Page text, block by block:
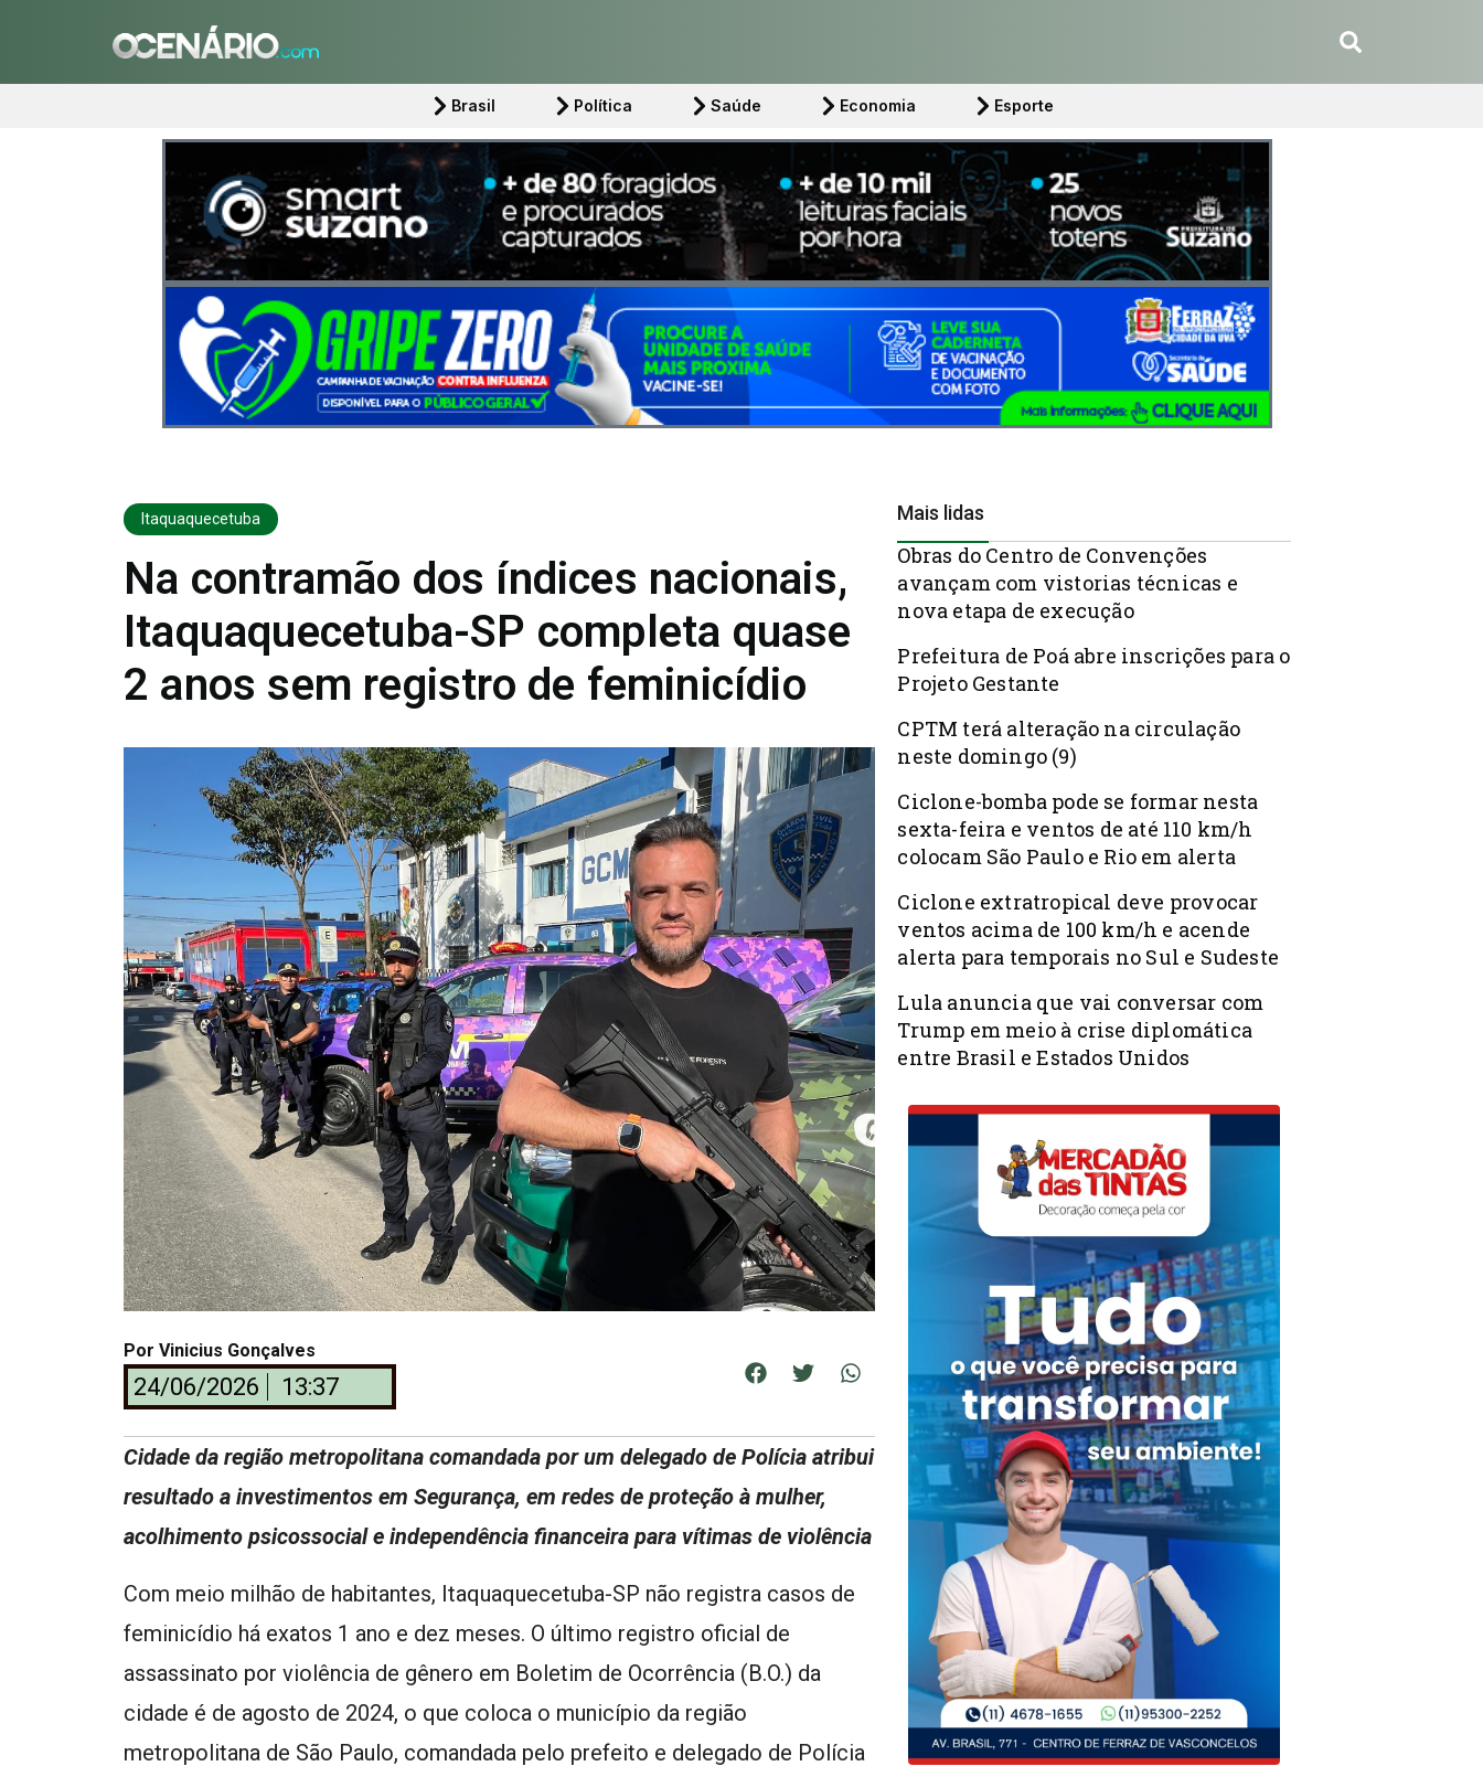
Brasil Política Saúde Economia Esporte
Itaquaquecetuba
Na contramão dos índices nacionais,
Itaquaquecetuba-SP completa quase
2 anos sem registro de feminicídio
Por Vinicius Gonçalves
24/06/2026 13:37
Cidade da região metropolitana comandada por um delegado de Polícia atribui
resultado a investimentos em Segurança, em redes de proteção à mulher,
acolhimento psicossocial e independência financeira para vítimas de violência
Com meio milhão de habitantes, Itaquaquecetuba-SP não registra casos de
feminicídio há exatos 1 ano e dez meses. O último registro oficial de
assassinato por violência de gênero em Boletim de Ocorrência (B.O.) da
cidade é de agosto de 2024, o que coloca o município da região
metropolitana de São Paulo, comandada pelo prefeito e delegado de Polícia
Mais lidas
Obras do Centro de Convenções
avançam com vistorias técnicas e
nova etapa de execução
Prefeitura de Poá abre inscrições para o
Projeto Gestante
CPTM terá alteração na circulação
neste domingo (9)
Ciclone-bomba pode se formar nesta
sexta-feira e ventos de até 110 km/h
colocam São Paulo e Rio em alerta
Ciclone extratropical deve provocar
ventos acima de 100 km/h e acende
alerta para temporais no Sul e Sudeste
Lula anuncia que vai conversar com
Trump em meio à crise diplomática
entre Brasil e Estados Unidos